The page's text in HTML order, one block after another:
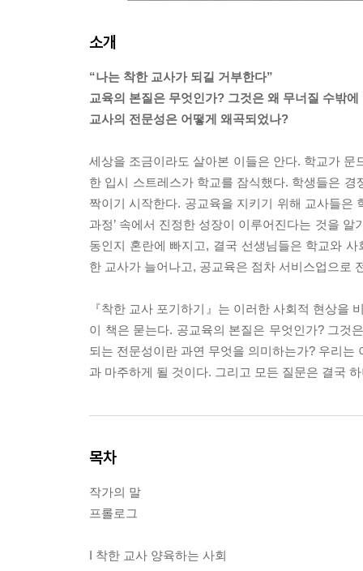
소개
“나는 착한 교사가 되길 거부한다”
교육의 본질은 무엇인가? 그것은 왜 무너질 수밖에
교사의 전문성은 어떻게 왜곡되었나?
세상을 조금이라도 살아본 이들은 안다. 학교가
한 입시 스트레스가 학교를 잠식했다. 학생들은
짝이기 시작한다. 공교육을 지키기 위해 교사들은
과정’ 속에서 진정한 성장이 이루어진다는 것을
동인지 혼란에 빠지고, 결국 선생님들은 학교와
한 교사가 늘어나고, 공교육은 점차 서비스업으로
『착한 교사 포기하기』는 이러한 사회적 현상을
이 책은 묻는다. 공교육의 본질은 무엇인가? 그것
되는 전문성이란 과연 무엇을 의미하는가? 우리
과 마주하게 될 것이다. 그리고 모든 질문은 결국
목차
작가의 말
프롤로그
I 착한 교사 양육하는 사회